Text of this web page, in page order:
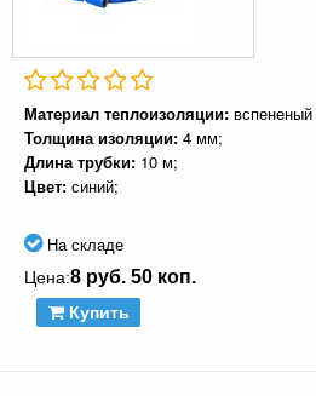
Материал теплоизоляции:
Толщина изоляции: 4 мм;
Длина трубки: 10 м;
Цвет: синий;
На складе
Цена:8 руб. 50 коп.
Купить